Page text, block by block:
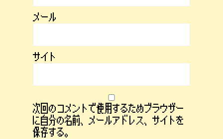
メール
サイト
次回のコメントで使用するためブラウザー
に自分の名前、メールアドレス、サイトを
保存する。